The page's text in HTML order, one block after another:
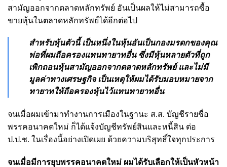
สามัญออกจากตลาดหลักทรัพย์ อันเป็นผลให้ไม่สามารถซื้อ
ขายหุ้นในตลาดหลักทรัพย์ได้อีกต่อไป
สำหรับหุ้นตัวนี้ เป็นหนึ่งในหุ้นอันเป็นกองมรดกของคุณ
พ่อที่ผมถือครองแทนทายาทอื่น ซึ่งมีหุ้นหลายตัวที่ถูก
เพิกถอนหุ้นสามัญออกจากตลาดหลักทรัพย์ และไม่มี
มูลค่าทางเศรษฐกิจ เป็นเหตุให้ผมได้รับมอบหมายจาก
ทายาทให้ถือครองหุ้นไว้แทนทายาทอื่น
จนเมื่อผมเข้ามาทำงานการเมืองในฐานะ ส.ส. บัญชีรายชื่อ
พรรคอนาคตใหม่ ก็ได้แจ้งบัญชีทรัพย์สินและหนี้สิน ต่อ
ป.ป.ช. ในเรื่องนี้อย่างเปิดเผย ด้วยความบริสุทธิ์ใจทุกประการ
จนเมื่อมีการยุบพรรคอนาคตใหม่ ผมได้รับเลือกให้เป็นหัวหน้า